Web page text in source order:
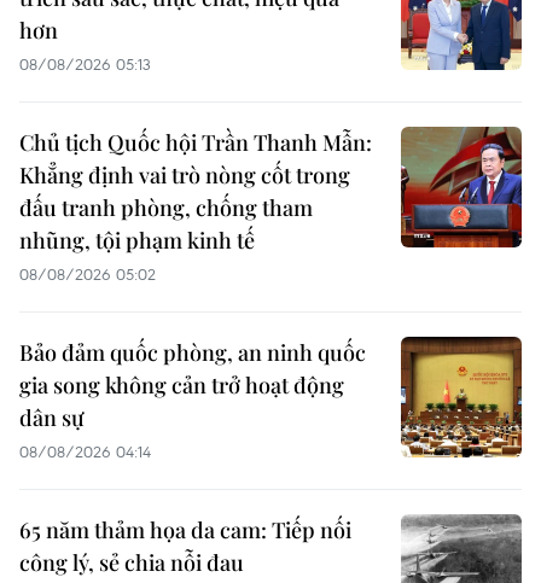
hơn
08/08/2026 05:13
Chủ tịch Quốc hội Trần Thanh Mẫn:
Khẳng định vai trò nòng cốt trong
đấu tranh phòng, chống tham
nhũng, tội phạm kinh tế
08/08/2026 05:02
Bảo đảm quốc phòng, an ninh quốc
gia song không cản trở hoạt động
dân sự
08/08/2026 04:14
65 năm thảm họa da cam: Tiếp nối
công lý, sẻ chia nỗi đau